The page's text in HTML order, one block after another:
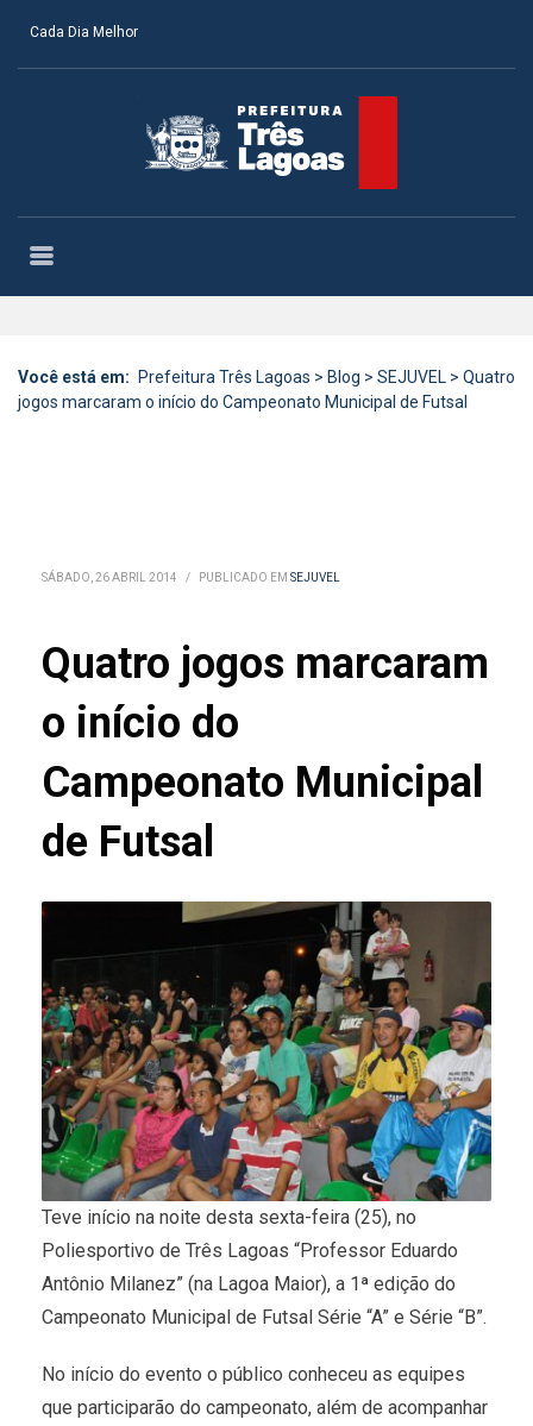
Cada Dia Melhor
Você está em: Prefeitura Três Lagoas > Blog > SEJUVEL > Quatro
jogos marcaram o início do Campeonato Municipal de Futsal
SÁBADO, 26 ABRIL 2014 / PUBLICADO EM SEJUVEL
Quatro jogos marcaram
o início do
Campeonato Municipal
de Futsal
Teve início na noite desta sexta-feira (25), no
Poliesportivo de Três Lagoas “Professor Eduardo
Antônio Milanez” (na Lagoa Maior), a 1ª edição do
Campeonato Municipal de Futsal Série “A” e Série “B”.
No início do evento o público conheceu as equipes
que participarão do campeonato, além de acompanhar